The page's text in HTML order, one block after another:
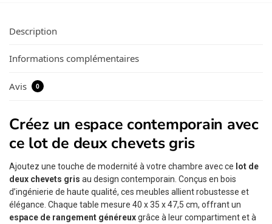
Description
Informations complémentaires
Avis 0
Créez un espace contemporain avec
ce lot de deux chevets gris
Ajoutez une touche de modernité à votre chambre avec ce lot de
deux chevets gris au design contemporain. Conçus en bois
d’ingénierie de haute qualité, ces meubles allient robustesse et
élégance. Chaque table mesure 40 x 35 x 47,5 cm, offrant un
espace de rangement généreuxgrâce à leur compartiment et à